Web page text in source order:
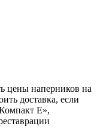
цены наперников на
доставка, если
Е»,